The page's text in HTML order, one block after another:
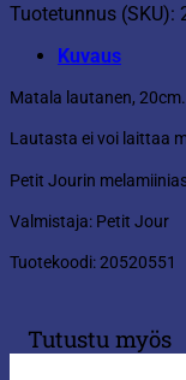
Tuotetunnus (SKU):
Kuvaus
Matala lautanen,
Lautasta ei voi laittaa
Petit Jourin
Valmistaja: Petit Jour
Tuotekoodi: 20520551
Tutustu myös